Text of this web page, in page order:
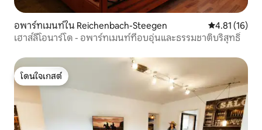
อพาร์ทเมนท์ใน Reichenbach-Steegen คะแนนเฉลี่ย
4.81 (16)
เฮาส์ลีโอนาร์โด - อพาร์ทเมนท์ที่อบอุ่นและธรรมชาติบริสุทธิ์
โดนใจเกสต์
โดนใจเกสต์